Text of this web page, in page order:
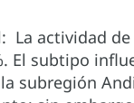
La actividad
El subtipo
subregión